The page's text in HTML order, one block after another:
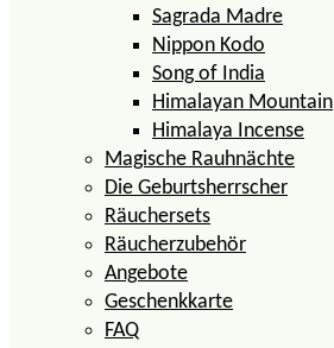
Sagrada Madre
Nippon Kodo
Song of India
Himalayan Mountain
Himalaya Incense
Magische Rauhnächte
Die Geburtsherrscher
Räuchersets
Räucherzubehör
Angebote
Geschenkkarte
FAQ